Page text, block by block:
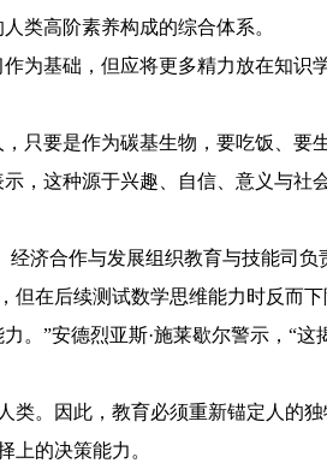
类高阶素养构成的综合体系。
为基础，但应将更多精力放在知识
要是作为碳基生物，要吃饭、要
，这种源于兴趣、自信、意义与
济合作与发展组织教育与技能司
在后续测试数学思维能力时反而下
。”安德烈亚斯·施莱歇尔警示，“
类。因此，教育必须重新锚定人的
上的决策能力。